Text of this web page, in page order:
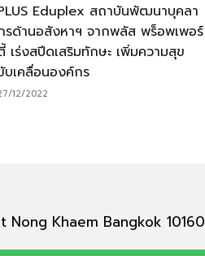
Eduplex สถาบันพัฒนาบุคลา
รด้านอสังหาฯ จากพลัส พร็อพเพอร์
เร่งสปีดเสริมทักษะ เพิ่มความสุข
บเคลื่อนองค์กร
12/2022
Nong Khaem Bangkok 10160